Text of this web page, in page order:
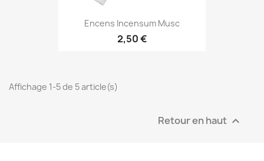
Encens Incensum Musc
2,50 €
Affichage 1-5 de 5 article(s)
Retour en haut 